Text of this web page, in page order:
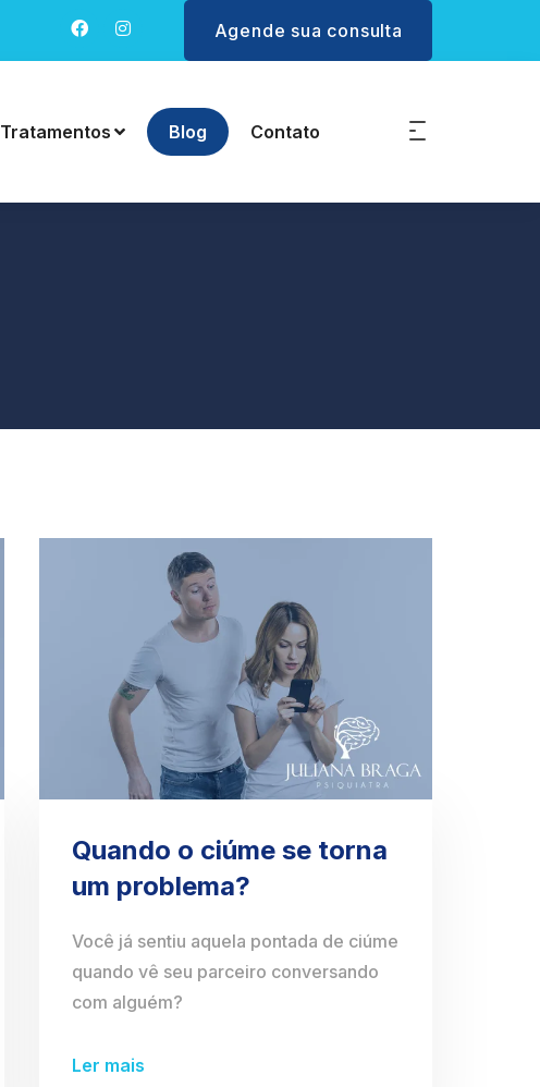
Agende sua consulta
Tratamentos Blog Contato
Quando o ciúme se torna
um problema?
Você já sentiu aquela pontada de ciúme
quando vê seu parceiro conversando
com alguém?
Ler mais